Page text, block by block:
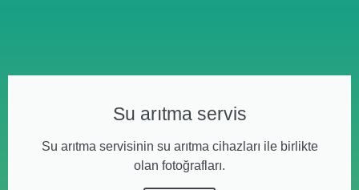
Su arıtma servis
Su arıtma servisinin su arıtma cihazları ile birlikte
olan fotoğrafları.